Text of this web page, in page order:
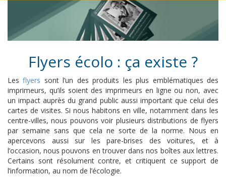
Flyers écolo : ça existe ?
Lesflyers sont l’un des produits les plus emblématiques des
imprimeurs, qu’ils soient des imprimeurs en ligne ou non, avec
un impact auprès du grand public aussi important que celui des
cartes de visites. Si nous habitons en ville, notamment dans les
centre-villes, nous pouvons voir plusieurs distributions de flyers
par semaine sans que cela ne sorte de la norme. Nous en
apercevons aussi sur les pare-brises des voitures, et à
l’occasion, nous pouvons en trouver dans nos boîtes aux lettres.
Certains sont résolument contre, et critiquent ce support de
l’information, au nom de l’écologie.